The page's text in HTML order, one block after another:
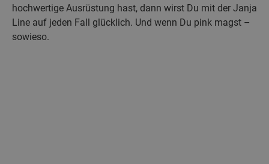
hochwertige Ausrüstung hast, dann wirst Du mit der Janja
Line auf jeden Fall glücklich. Und wenn Du pink magst –
sowieso.